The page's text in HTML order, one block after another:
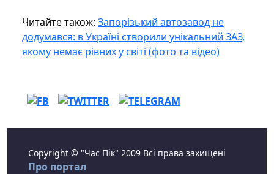
Читайте також: Запорізький автозавод не
додумався: в Україні створили унікальний ЗАЗ,
якому немає рівних у світі (фото та відео)
Copyright © "Час Пік" 2009 Всі права захищені
Про портал